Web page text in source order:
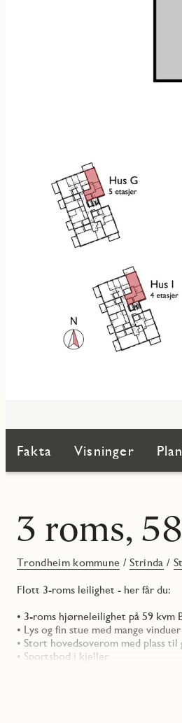
Fakta Visninger
3 roms,
Trondheim kommune /Strinda /
Flott 3-roms leilighet - her får du:
• 3-roms hjørneleilighet på 59 kvm
• Lys og fin stue med mange vinduer
• Stort hovedsoverom med plass til
• Sportsbod i kjeller